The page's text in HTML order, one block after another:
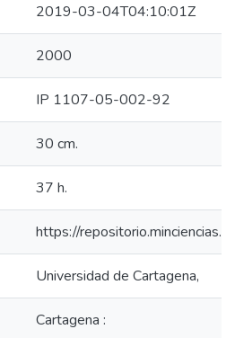
2019-03-04T04:10:01Z
2000
IP 1107-05-002-92
30 cm.
37 h.
https://
Universidad de Cartagena,
Cartagena :